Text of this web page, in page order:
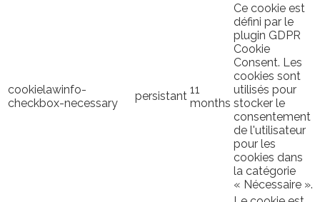
cookielawinfo-
checkbox-necessary
persistant 11
months
Ce cookie est
défini par le
plugin GDPR
Cookie
Consent. Les
cookies sont
utilisés pour
stocker le
consentement
de l'utilisateur
pour les
cookies dans
la catégorie
« Nécessaire ».